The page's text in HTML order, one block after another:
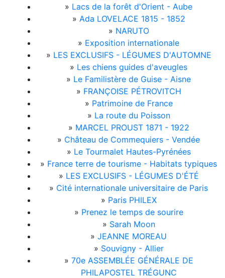
» Lacs de la forêt d'Orient - Aube
» Ada LOVELACE 1815 - 1852
» NARUTO
» Exposition internationale
» LES EXCLUSIFS - LÉGUMES D'AUTOMNE
» Les chiens guides d'aveugles
» Le Familistère de Guise - Aisne
» FRANÇOISE PÉTROVITCH
» Patrimoine de France
» La route du Poisson
» MARCEL PROUST 1871 - 1922
» Château de Commequiers - Vendée
» Le Tourmalet Hautes-Pyrénées
» France terre de tourisme - Habitats typiques
» LES EXCLUSIFS - LÉGUMES D'ÉTÉ
» Cité internationale universitaire de Paris
» Paris PHILEX
» Prenez le temps de sourire
» Sarah Moon
» JEANNE MOREAU
» Souvigny - Allier
» 70e ASSEMBLÉE GÉNÉRALE DE
PHILAPOSTEL TRÉGUNC